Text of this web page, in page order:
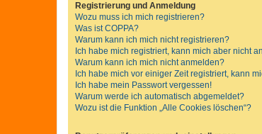
Registrierung und Anmeldung
Wozu muss ich mich registrieren?
Was ist COPPA?
Warum kann ich mich nicht registrieren?
Ich habe mich registriert, kann mich aber nicht
Warum kann ich mich nicht anmelden?
Ich habe mich vor einiger Zeit registriert, kann
Ich habe mein Passwort vergessen!
Warum werde ich automatisch abgemeldet?
Wozu ist die Funktion „Alle Cookies löschen“?